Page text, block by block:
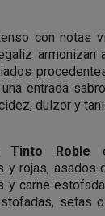
con notas
armonizan
entrada
dulzor y
Tinto Roble
y rojas, asados
y carne
setas